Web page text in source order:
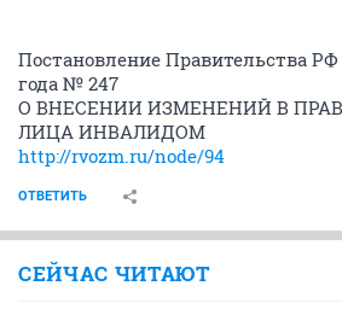
Постановление Правительства РФ
года № 247
О ВНЕСЕНИИ ИЗМЕНЕНИЙ В
ЛИЦА ИНВАЛИДОМ
http://rvozm.ru/node/94
ОТВЕТИТЬ
СЕЙЧАС ЧИТАЮТ